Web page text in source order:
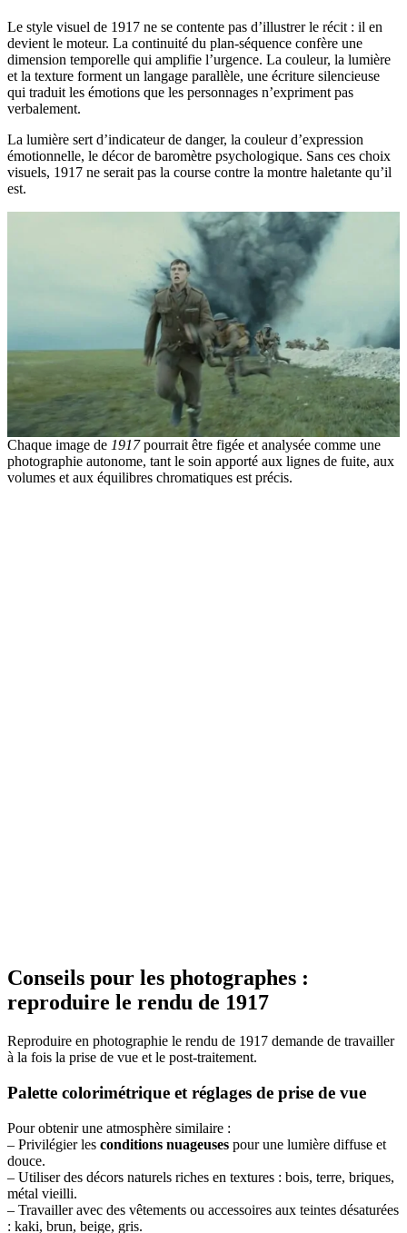
Le style visuel de 1917 ne se contente pas d’illustrer le récit : il en
devient le moteur. La continuité du plan-séquence confère une
dimension temporelle qui amplifie l’urgence. La couleur, la lumière
et la texture forment un langage parallèle, une écriture silencieuse
qui traduit les émotions que les personnages n’expriment pas
verbalement.
La lumière sert d’indicateur de danger, la couleur d’expression
émotionnelle, le décor de baromètre psychologique. Sans ces choix
visuels, 1917 ne serait pas la course contre la montre haletante qu’il
est.
Chaque image de 1917pourrait être figée et analysée comme une
photographie autonome, tant le soin apporté aux lignes de fuite, aux
volumes et aux équilibres chromatiques est précis.
Conseils pour les photographes :
reproduire le rendu de 1917
Reproduire en photographie le rendu de 1917 demande de travailler
à la fois la prise de vue et le post-traitement.
Palette colorimétrique et réglages de prise de vue
Pour obtenir une atmosphère similaire :
– Privilégier les conditions nuageuses pour une lumière diffuse et
douce.
– Utiliser des décors naturels riches en textures : bois, terre, briques,
métal vieilli.
– Travailler avec des vêtements ou accessoires aux teintes désaturées
: kaki, brun, beige, gris.